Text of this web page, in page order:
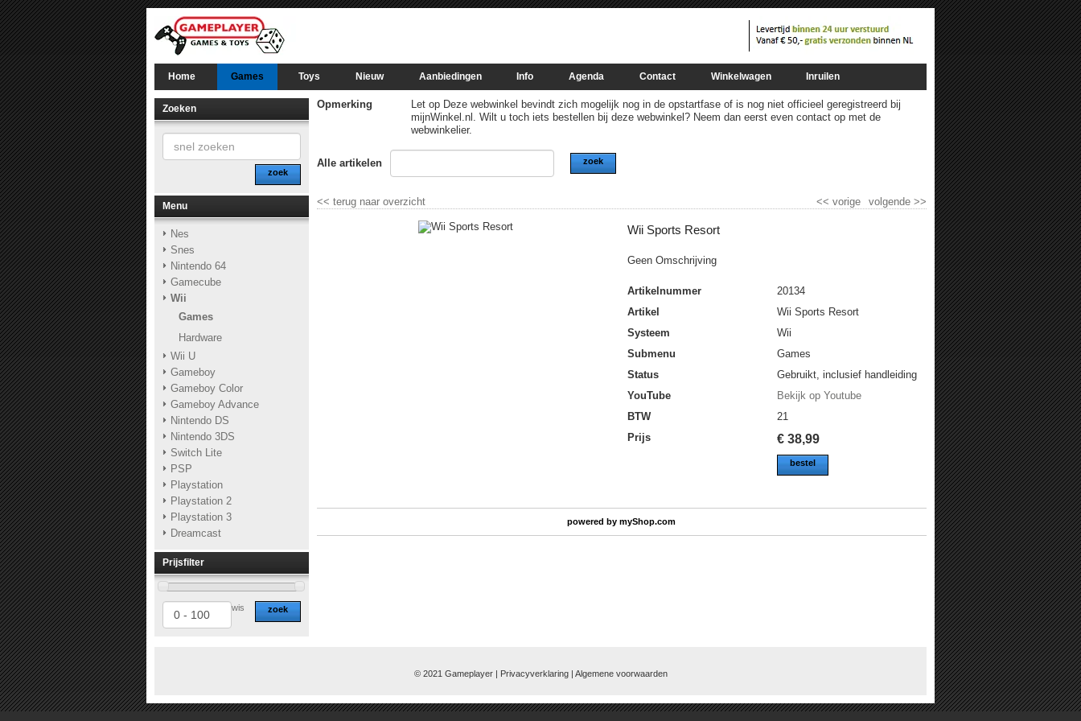
Home Games Toys Nieuw Aanbiedingen Info Agenda Contact Winkelwagen Inruilen
Zoeken
zoek
Menu
Nes
Snes
Nintendo 64
Gamecube
Wii
Games
Hardware
Wii U
Gameboy
Gameboy Color
Gameboy Advance
Nintendo DS
Nintendo 3DS
Switch Lite
PSP
Playstation
Playstation 2
Playstation 3
Dreamcast
Prijsfilter
zoek
wis
Opmerking
Let op Deze webwinkel bevindt zich mogelijk nog in de opstartfase of is nog niet officieel geregistreerd bij
mijnWinkel.nl. Wilt u toch iets bestellen bij deze webwinkel? Neem dan eerst even contact op met de
webwinkelier.
Alle artikelen zoek
<< terug naar overzicht volgende>>
<< vorige
Wii Sports Resort
Geen Omschrijving
Artikelnummer
20134
Artikel
Wii Sports Resort
Systeem
Wii
Submenu
Games
Status
Gebruikt, inclusief handleiding
YouTube
Bekijk op Youtube
BTW
21
Prijs
€38,99
bestel
powered bymyShop.com
© 2021 Gameplayer | Privacyverklaring | Algemene voorwaarden